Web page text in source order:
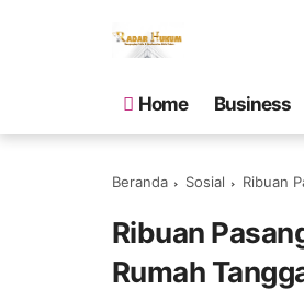
Home Business
Beranda Sosial Ribuan
Ribuan
Rumah